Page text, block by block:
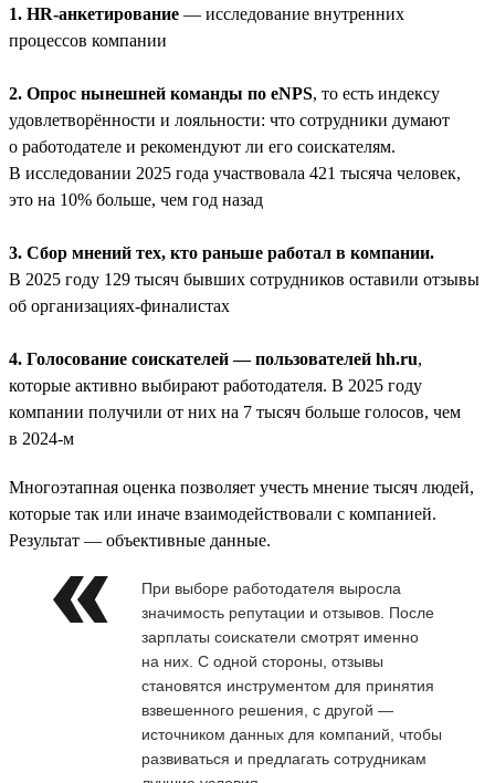
1. HR-анкетирование — исследование внутренних
процессов компании
2. Опрос нынешней команды по eNPS, то есть индексу
удовлетворённости и лояльности: что сотрудники думают
о работодателе и рекомендуют ли его соискателям.
В исследовании 2025 года участвовала 421 тысяча человек,
это на 10% больше, чем год назад
3. Сбор мнений тех, кто раньше работал в компании.
В 2025 году 129 тысяч бывших сотрудников оставили отзывы
об организациях-финалистах
4. Голосование соискателей — пользователей hh.ru,
которые активно выбирают работодателя. В 2025 году
компании получили от них на 7 тысяч больше голосов, чем
в 2024-м
Многоэтапная оценка позволяет учесть мнение тысяч людей,
которые так или иначе взаимодействовали с компанией.
Результат — объективные данные.
При выборе работодателя выросла
значимость репутации и отзывов. После
зарплаты соискатели смотрят именно
на них. С одной стороны, отзывы
становятся инструментом для принятия
взвешенного решения, с другой —
источником данных для компаний, чтобы
развиваться и предлагать сотрудникам